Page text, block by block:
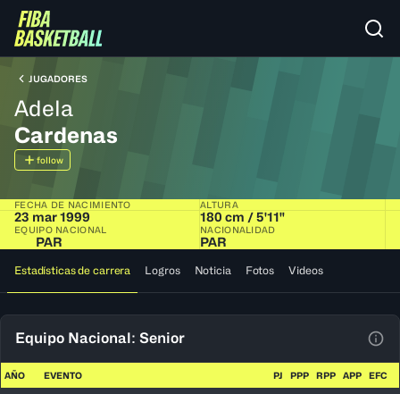
JUGADORES
Adela
Cardenas
follow
FECHA DE NACIMIENTO
23 mar 1999
ALTURA
180 cm / 5'11"
EQUIPO NACIONAL
PAR
NACIONALIDAD
PAR
Estadísticas de carrera Logros Noticia Fotos Videos
Equipo Nacional: Senior
AÑO EVENTO PJ PPP RPP APP EFC